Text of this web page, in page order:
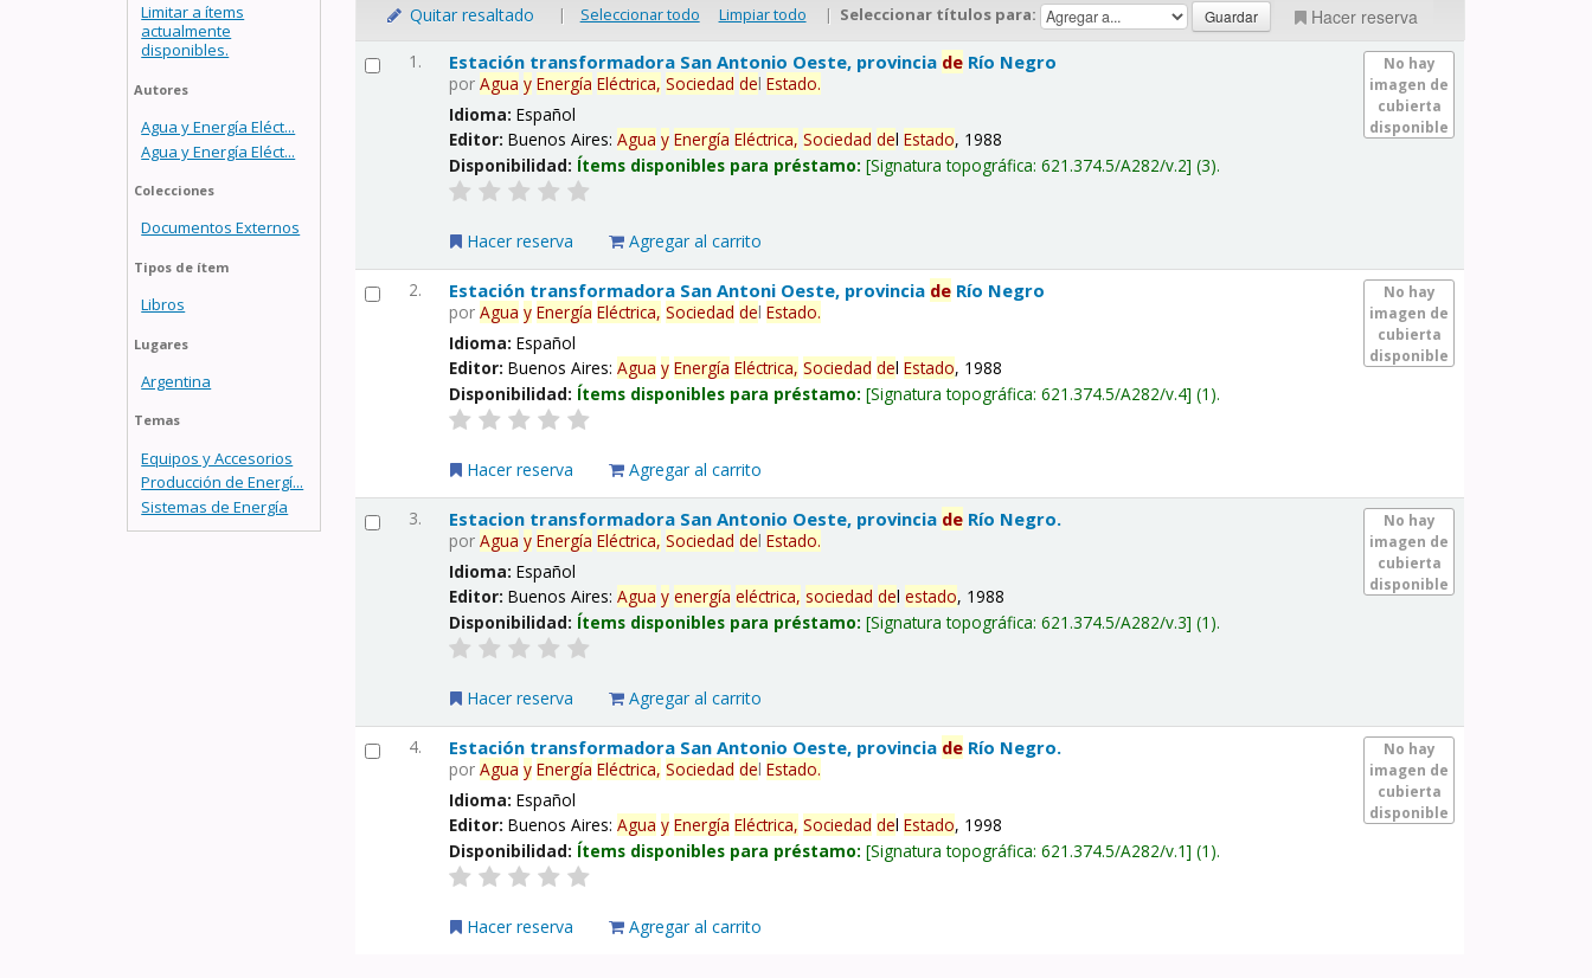
Limitar a ítems
actualmente
disponibles.
Autores
Agua y Energía Eléct...
Agua y Energía Eléct...
Colecciones
Documentos Externos
Tipos de ítem
Libros
Lugares
Argentina
Temas
Equipos y Accesorios
Producción de Energí...
Sistemas de Energía
Quitar resaltado | Seleccionar todo Limpiar todo | Seleccionar títulos para: Hacer reserva
1.
No hay
imagen de
cubierta
disponible
Estación transformadora San Antonio Oeste, provincia de Río Negro
porAgua y Energía Eléctrica, Sociedad delEstado.
Idioma:Español
Editor:Buenos Aires:Agua y Energía Eléctrica, Sociedad delEstado, 1988
Disponibilidad: Ítems disponibles para préstamo: Signatura topográfica:621.374.5/A282/v.2 (3).
Hacer reserva Agregar al carrito
2.
No hay
imagen de
cubierta
disponible
Estación transformadora San Antoni Oeste, provincia de Río Negro
porAgua y Energía Eléctrica, Sociedad delEstado.
Idioma:Español
Editor:Buenos Aires:Agua y Energía Eléctrica, Sociedad delEstado, 1988
Disponibilidad: Ítems disponibles para préstamo: Signatura topográfica:621.374.5/A282/v.4 (1).
Hacer reserva Agregar al carrito
3.
No hay
imagen de
cubierta
disponible
Estacion transformadora San Antonio Oeste, provincia de Río Negro.
porAgua y Energía Eléctrica, Sociedad delEstado.
Idioma:Español
Editor:Buenos Aires:Agua y energía eléctrica, sociedad delestado, 1988
Disponibilidad: Ítems disponibles para préstamo: Signatura topográfica:621.374.5/A282/v.3 (1).
Hacer reserva Agregar al carrito
4.
No hay
imagen de
cubierta
disponible
Estación transformadora San Antonio Oeste, provincia de Río Negro.
porAgua y Energía Eléctrica, Sociedad delEstado.
Idioma:Español
Editor:Buenos Aires:Agua y Energía Eléctrica, Sociedad delEstado, 1998
Disponibilidad: Ítems disponibles para préstamo: Signatura topográfica:621.374.5/A282/v.1 (1).
Hacer reserva Agregar al carrito